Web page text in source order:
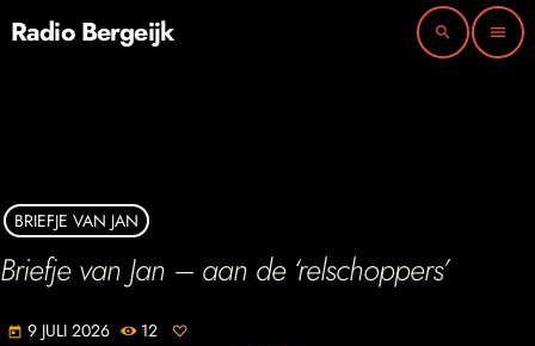
Radio Bergeijk search menu
BRIEFJE VAN JAN
Briefje van Jan – aan de ‘relschoppers’
today 9 JULI 2026 12